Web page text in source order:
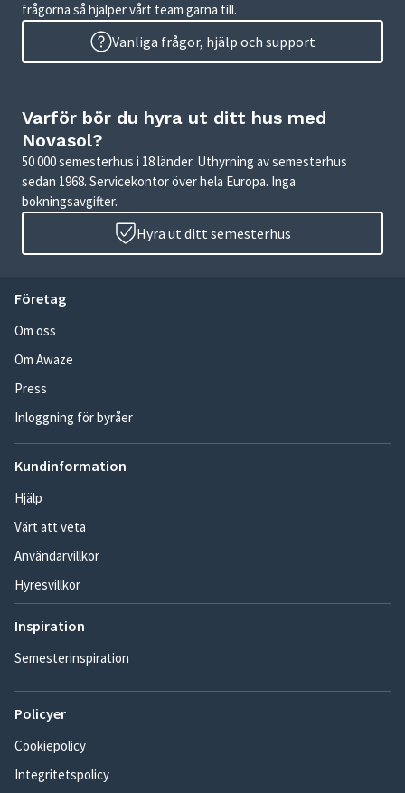
frågorna så hjälper vårt team gärna till.
Vanliga frågor, hjälp och support
Varför bör du hyra ut ditt hus med
Novasol?
50 000 semesterhus i 18 länder. Uthyrning av semesterhus
sedan 1968. Servicekontor över hela Europa. Inga
bokningsavgifter.
Hyra ut ditt semesterhus
Företag
Om oss
Om Awaze
Press
Inloggning för byråer
Kundinformation
Hjälp
Värt att veta
Användarvillkor
Hyresvillkor
Inspiration
Semesterinspiration
Policyer
Cookiepolicy
Integritetspolicy